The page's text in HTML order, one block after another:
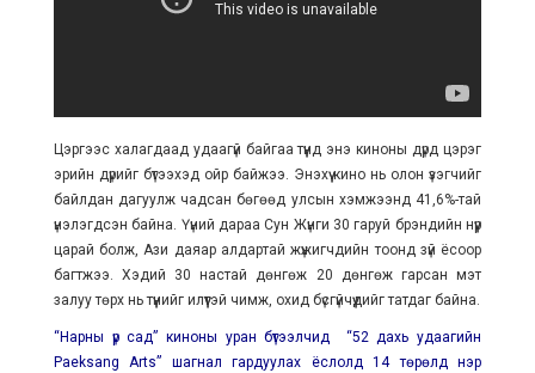
Цэргээс халагдаад удаагүй байгаа түүнд энэ киноны дүрд цэрэг
эрийн дүрийг бүтээхэд ойр байжээ. Энэхүү кино нь олон үзэгчийг
байлдан дагуулж чадсан бөгөөд улсын хэмжээнд 41,6%-тай
үнэлэгдсэн байна. Үүний дараа Сун Жүнги 30 гаруй брэндийн нүүр
царай болж, Ази даяар алдартай жүжигчдийн тоонд зүй ёсоор
багтжээ. Хэдий 30 настай дөнгөж 20 дөнгөж гарсан мэт
залуу төрх нь түүнийг илүүтэй чимж, охид бүсгүйчүүдийг татдаг байна.
“Нарны үр сад” киноны уран бүтээлчид “52 дахь удаагийн
Paeksang Arts” шагнал гардуулах ёслолд 14 төрөлд нэр